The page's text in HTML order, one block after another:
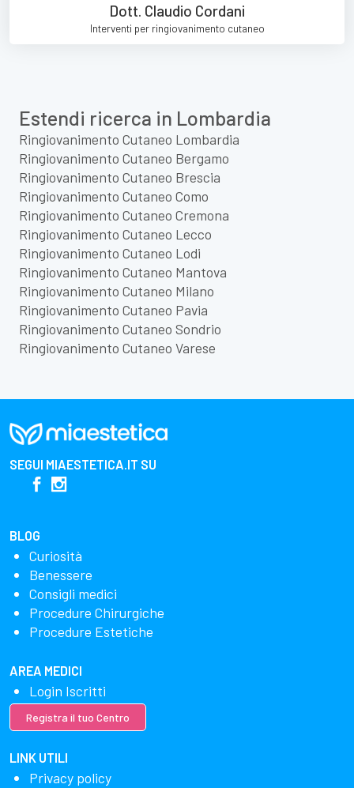
Dott. Claudio Cordani
Interventi per ringiovanimento cutaneo
Estendi ricerca in Lombardia
Ringiovanimento Cutaneo Lombardia
Ringiovanimento Cutaneo Bergamo
Ringiovanimento Cutaneo Brescia
Ringiovanimento Cutaneo Como
Ringiovanimento Cutaneo Cremona
Ringiovanimento Cutaneo Lecco
Ringiovanimento Cutaneo Lodi
Ringiovanimento Cutaneo Mantova
Ringiovanimento Cutaneo Milano
Ringiovanimento Cutaneo Pavia
Ringiovanimento Cutaneo Sondrio
Ringiovanimento Cutaneo Varese
SEGUI MIAESTETICA.IT SU
BLOG
Curiosità
Benessere
Consigli medici
Procedure Chirurgiche
Procedure Estetiche
AREA MEDICI
Login Iscritti
Registra il tuo Centro
LINK UTILI
Privacy policy